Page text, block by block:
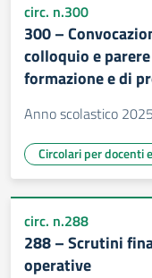
circ. n.300
300 –
colloquio e
formazione e di
Anno scolastico
Circolari per docenti
circ. n.288
288 – Scrutini
operative